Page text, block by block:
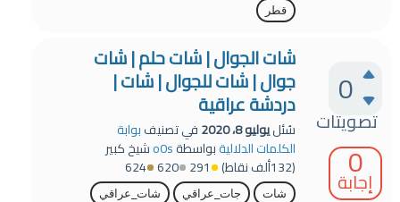
قطر
0
تصويتات
0
إجابة
شات الجوال | شات حلم | شات
جوال | شات للجوال | شات |
دردشة عراقية
سُئليوليو 8، 2020 في تصنيفبوابة
الكلمات الدلاليةبواسطةo0sشيخ كبير
(132ألف نقاط) 291
620
624
شات جات_عراقي
شات_عراقي